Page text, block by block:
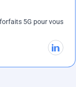
5G pour vous